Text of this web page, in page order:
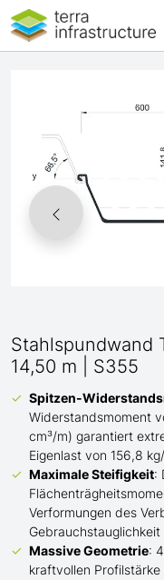
Stahlspundwand
14,50 m | S355
Spitzen-
Widerstandsmoment
cm³/m) garantiert
Eigenlast von 156,8
Maximale Steifigkeit:
Verformungen des
Gebrauchstauglichkeit
Massive Geometrie:
kraftvollen